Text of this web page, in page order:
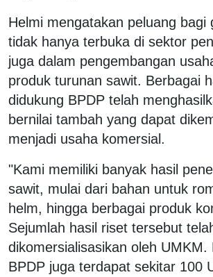
Helmi mengatakan peluang bagi
tidak hanya terbuka di sektor
juga dalam pengembangan
produk turunan sawit. Berbagai
didukung BPDP telah
bernilai tambah yang dapat
menjadi usaha komersial.
"Kami memiliki banyak hasil
sawit, mulai dari bahan untuk
helm, hingga berbagai produk
Sejumlah hasil riset tersebut
dikomersialisasikan oleh UMKM.
BPDP juga terdapat sekitar 100